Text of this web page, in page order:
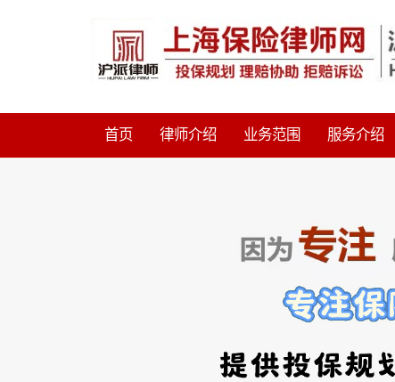
首页 律师介绍 业务范围 服务介绍